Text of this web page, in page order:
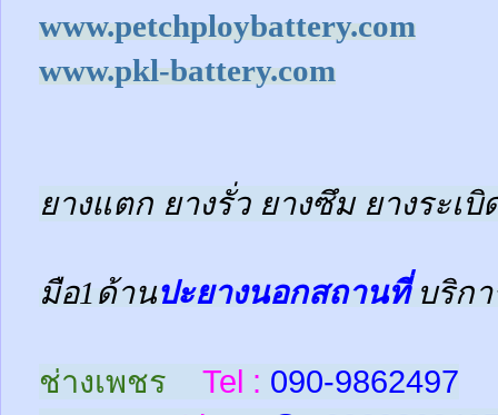
www.petchploybattery.com
www.pkl-battery.com
ยางแตก ยางรั่ว ยางซึม ยางระเบิ
มือ1ด้านปะยางนอกสถานที่ บริก
ช่างเพชร Tel : 090-9862497